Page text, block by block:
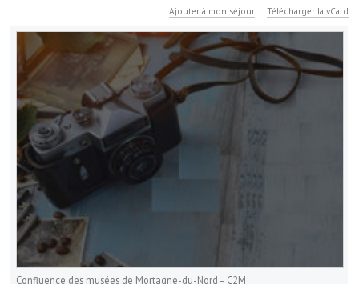
Ajouter à mon séjour Télécharger la vCard
Confluence des musées de Mortagne-du-Nord – C2M